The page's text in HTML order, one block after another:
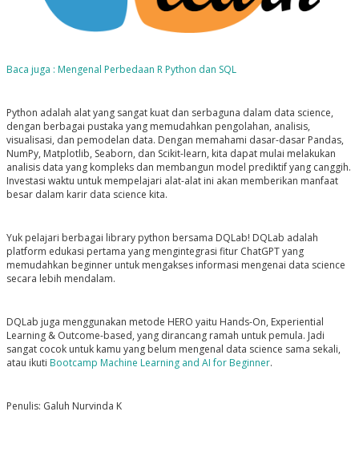
Baca juga : Mengenal Perbedaan R Python dan SQL
Python adalah alat yang sangat kuat dan serbaguna dalam data science,
dengan berbagai pustaka yang memudahkan pengolahan, analisis,
visualisasi, dan pemodelan data. Dengan memahami dasar-dasar Pandas,
NumPy, Matplotlib, Seaborn, dan Scikit-learn, kita dapat mulai melakukan
analisis data yang kompleks dan membangun model prediktif yang canggih.
Investasi waktu untuk mempelajari alat-alat ini akan memberikan manfaat
besar dalam karir data science kita.
Yuk pelajari berbagai library python bersama DQLab! DQLab adalah
platform edukasi pertama yang mengintegrasi fitur ChatGPT yang
memudahkan beginner untuk mengakses informasi mengenai data science
secara lebih mendalam.
DQLab juga menggunakan metode HERO yaitu Hands-On, Experiential
Learning & Outcome-based, yang dirancang ramah untuk pemula. Jadi
sangat cocok untuk kamu yang belum mengenal data science sama sekali,
atau ikuti Bootcamp Machine Learning and AI for Beginner.
Penulis: Galuh Nurvinda K